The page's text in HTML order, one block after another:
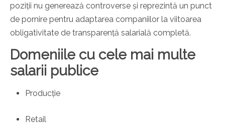
poziții nu generează controverse și reprezintă un punct
de pornire pentru adaptarea companiilor la viitoarea
obligativitate de transparență salarială completă.
Domeniile cu cele mai multe
salarii publice
Producție
Retail